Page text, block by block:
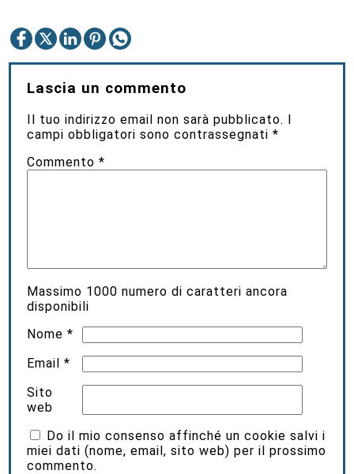
Lascia un commento
Il tuo indirizzo email non sarà pubblicato. I
campi obbligatori sono contrassegnati*
Commento*
Massimo 1000 numero di caratteri ancora
disponibili
Nome*
Email*
Sito
web
Do il mio consenso affinché un cookie salvi i
miei dati (nome, email, sito web) per il prossimo
commento.